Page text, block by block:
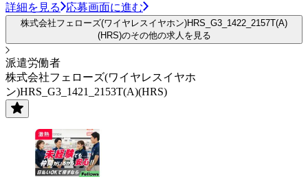
詳細を見る 応募画面に進む
株式会社フェローズ(ワイヤレスイヤホン)HRS_G3_1422_2157T(A)
(HRS)のその他の求人を見る
派遣労働者
株式会社フェローズ(ワイヤレスイヤホ
ン)HRS_G3_1421_2153T(A)(HRS)